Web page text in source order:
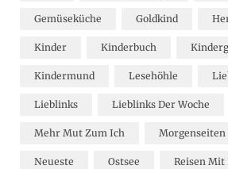
Gemüseküche Goldkind
Kinder Kinderbuch
Kindermund Lesehöhle
Lieblinks Lieblinks Der Woche
Mehr Mut Zum Ich Morgenseiten
Neueste Ostsee Reisen